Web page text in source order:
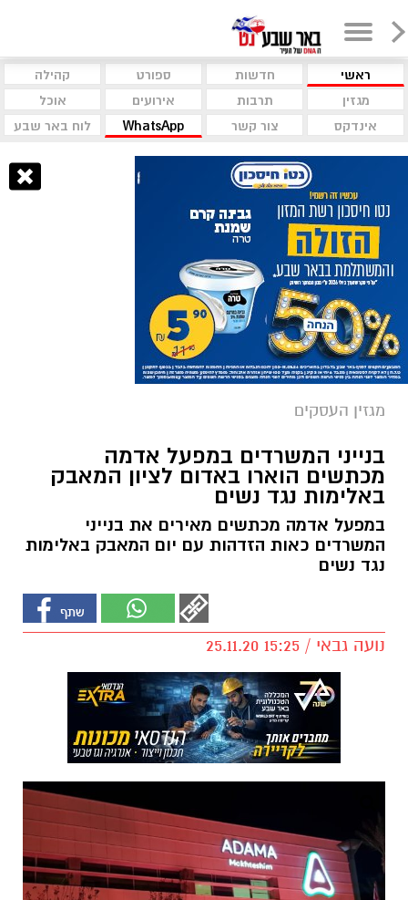
ראשי חדשות ספורט
קהילה
מגזין
תרבות אירועים
אוכל
אינדקס
צור קשר WhatsApp לוח באר שבע
מגזין העסקים
בנייני המשרדים במפעל אדמה
מכתשים הוארו באדום לציון המאבק
באלימות נגד נשים
במפעל אדמה מכתשים מאירים את בנייני
המשרדים כאות הזדהות עם יום המאבק באלימות
נגד נשים
נועה גבאי / 15:25 25.11.20